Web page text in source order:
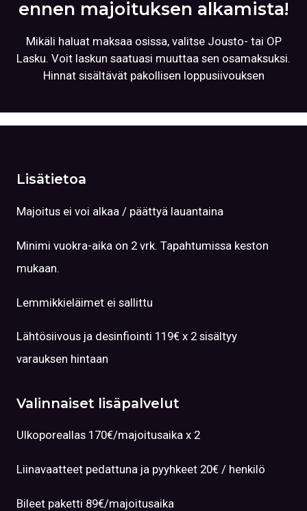
ennen majoituksen alkamista!
Mikäli haluat maksaa osissa, valitse Jousto- tai OP
Lasku. Voit laskun saatuasi muuttaa sen osamaksuksi.
Hinnat sisältävät pakollisen loppusiivouksen
Lisätietoa
Majoitus ei voi alkaa / päättyä lauantaina
Minimi vuokra-aika on 2 vrk. Tapahtumissa keston
mukaan.
Lemmikkieläimet ei sallittu
Lähtösiivous ja desinfiointi 119€ x 2 sisältyy
varauksen hintaan
Valinnaiset lisäpalvelut
Ulkoporeallas 170€/majoitusaika x 2
Liinavaatteet pedattuna ja pyyhkeet 20€ / henkilö
Bileet paketti 89€/majoitusaika